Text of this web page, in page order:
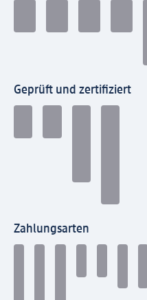
Geprüft und zertifiziert
Zahlungsarten